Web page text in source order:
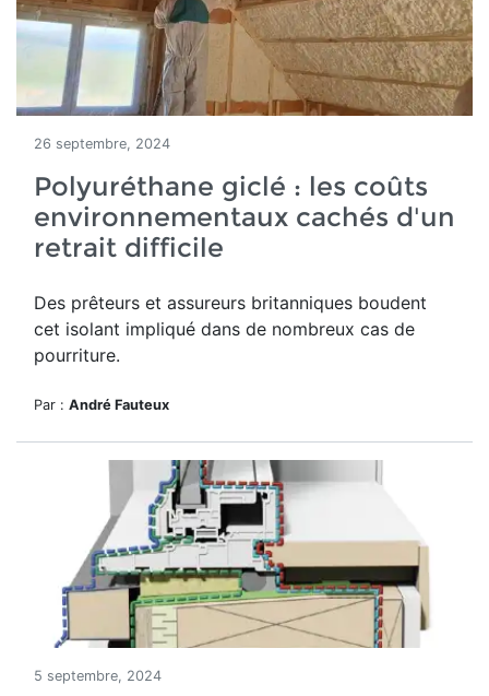
26 septembre, 2024
Polyuréthane giclé : les coûts
environnementaux cachés d'un
retrait difficile
Des prêteurs et assureurs britanniques boudent
cet isolant impliqué dans de nombreux cas de
pourriture.
Par : André Fauteux
5 septembre, 2024